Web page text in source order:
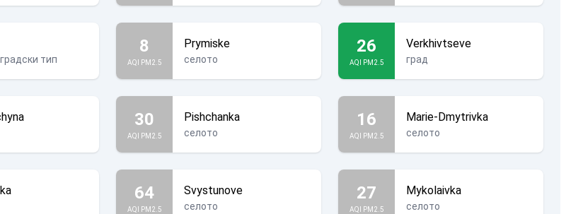
тип
8
AQI PM2.5
Prymiske
селото
26
AQI PM2.5
Verkhivtseve
град
30
AQI PM2.5
Pishchanka
селото
16
AQI PM2.5
Marie-Dmytrivka
селото
64
AQI PM2.5
Svystunove
селото
27
AQI PM2.5
Mykolaivka
селото